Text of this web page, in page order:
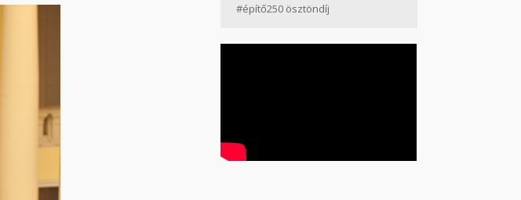
#építő250 ösztöndíj